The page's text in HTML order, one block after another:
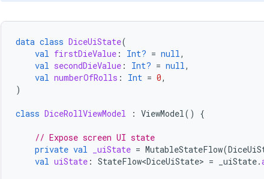
data class DiceUiState(
val firstDieValue : Int? = null,
val secondDieValue : Int? = null,
val numberOfRolls : Int = 0,
)
class DiceRollViewModel : ViewModel() {
// Expose screen UI state
private val _uiState = MutableStateFlow(
val uiState : StateFlow<DiceUiState> = _uiState.